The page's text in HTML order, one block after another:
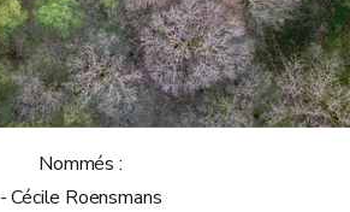
Nommés :
- Cécile Roensmans